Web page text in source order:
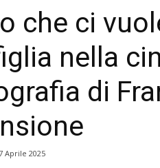
che ci
nella
di
Aprile 2025